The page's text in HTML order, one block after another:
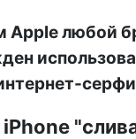
Apple любой